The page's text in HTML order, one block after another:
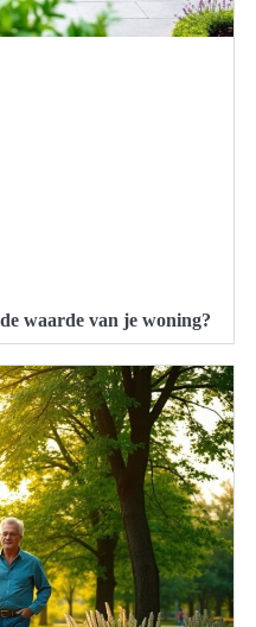
waarde van je woning?